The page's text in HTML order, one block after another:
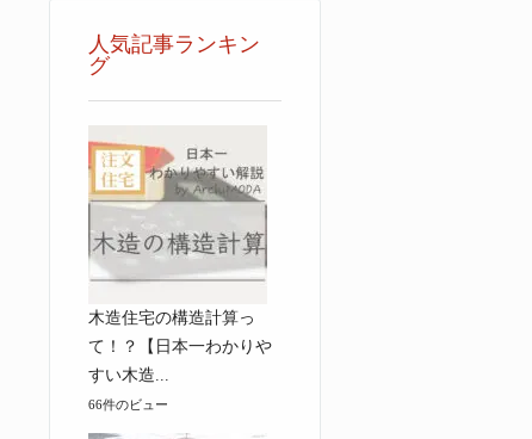
人気記事ランキン
グ
木造住宅の構造計算っ
て！？【日本一わかりや
すい木造...
66件のビュー